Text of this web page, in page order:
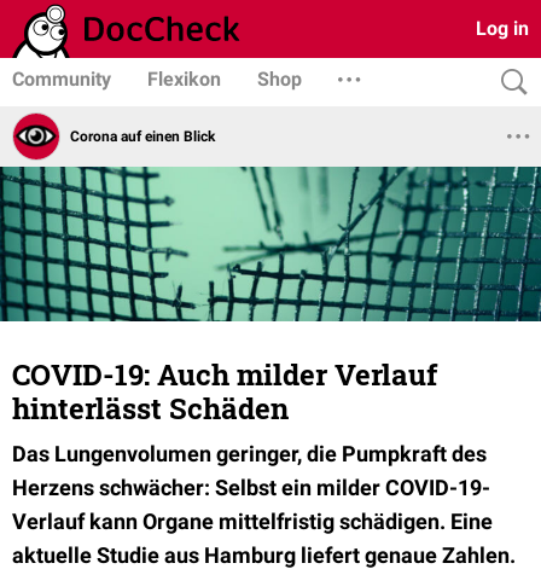
Log in
Community Flexikon Shop
Corona auf einen Blick
COVID-19: Auch milder Verlauf
hinterlässt Schäden
Das Lungenvolumen geringer, die Pumpkraft des
Herzens schwächer: Selbst ein milder COVID-19-
Verlauf kann Organe mittelfristig schädigen. Eine
aktuelle Studie aus Hamburg liefert genaue Zahlen.